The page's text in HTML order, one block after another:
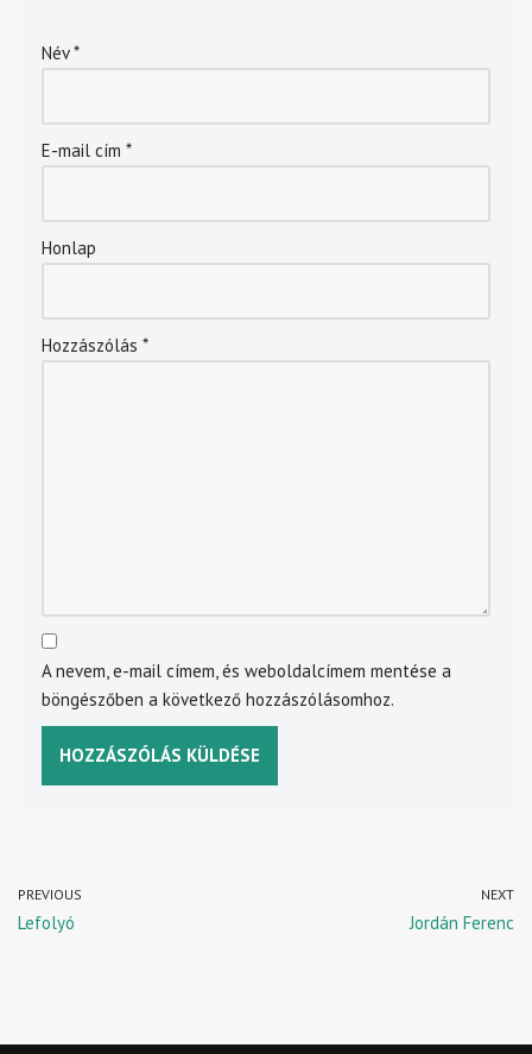
Név*
E-mail cím *
Honlap
Hozzászólás *
A nevem, e-mail címem, és weboldalcímem mentése a
böngészőben a következő hozzászólásomhoz.
PREVIOUS
Lefolyó
NEXT
Jordán Ferenc